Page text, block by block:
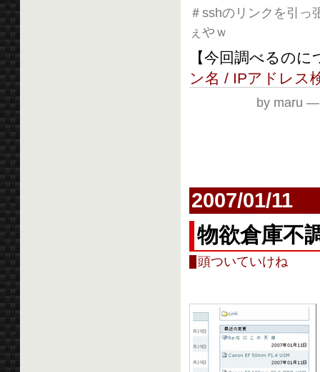
＃sshのリンクを引っ
ぇやｗ
【今回調べるの
ン名 / IPアドレス
by maru
2007/01/11
物欲倉庫不
頭ついていけね